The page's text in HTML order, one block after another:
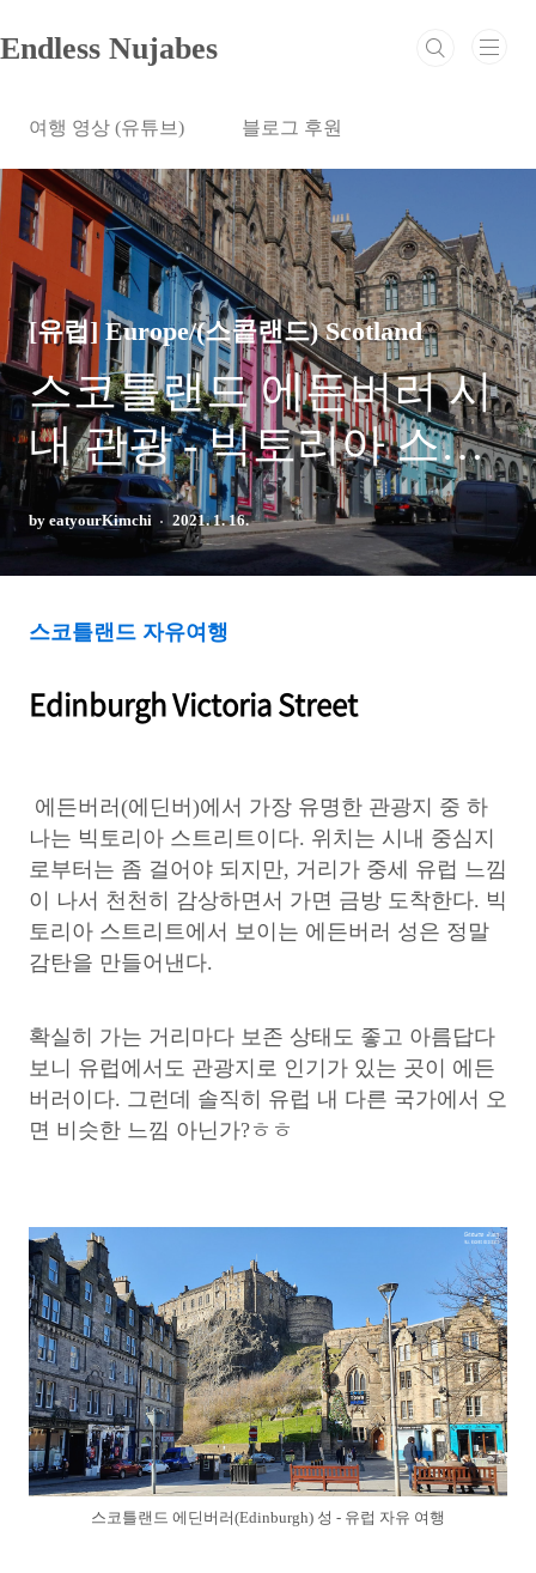
Endless Nujabes
여행 영상 (유튜브) 블로그 후원
[유럽] Europe/(스콭랜드) Scotland
스코틀랜드 에든버러 시
내 관광 - 빅토리아 스트
리트 (Edinburgh Victoria
Street)
by eatyourKimchi 2021. 1. 16.
스코틀랜드 자유여행
Edinburgh Victoria Street
에든버러(에딘버)에서 가장 유명한 관광지 중 하
나는 빅토리아 스트리트이다. 위치는 시내 중심지
로부터는 좀 걸어야 되지만, 거리가 중세 유럽 느낌
이 나서 천천히 감상하면서 가면 금방 도착한다. 빅
토리아 스트리트에서 보이는 에든버러 성은 정말
감탄을 만들어낸다.
확실히 가는 거리마다 보존 상태도 좋고 아름답다
보니 유럽에서도 관광지로 인기가 있는 곳이 에든
버러이다. 그런데 솔직히 유럽 내 다른 국가에서 오
면 비슷한 느낌 아닌가?ㅎㅎ
스코틀랜드 에딘버러(Edinburgh) 성 - 유럽 자유 여행